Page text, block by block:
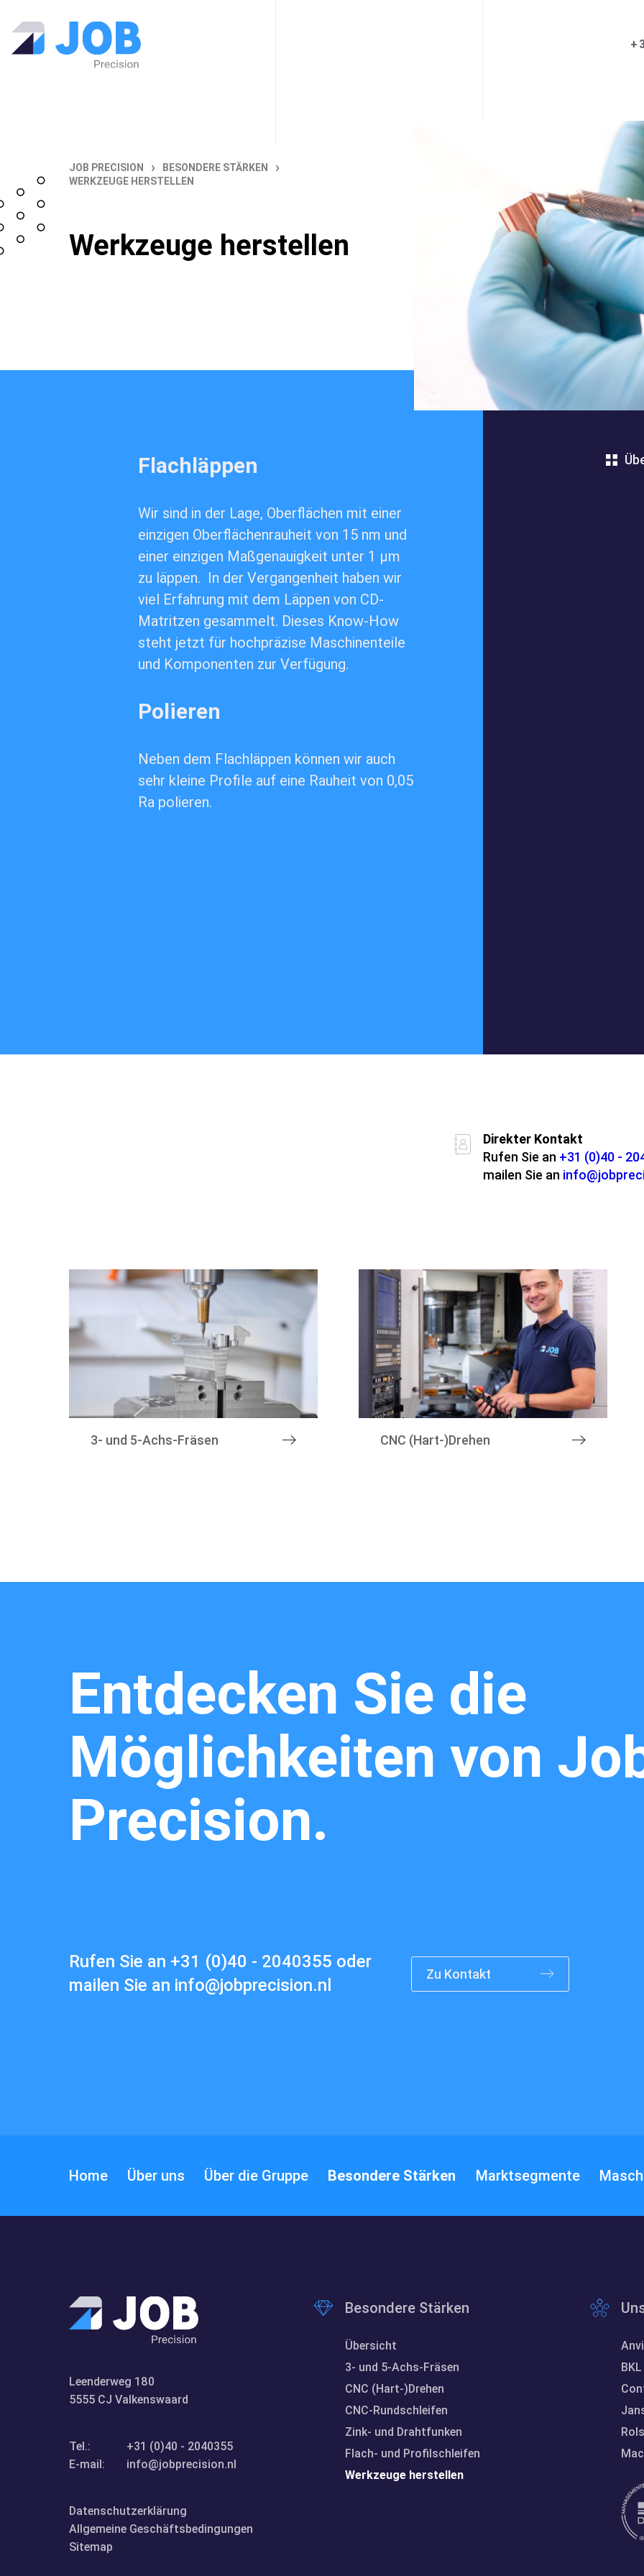
Über die
Besondere
Maschinenpark
JOB PRECISION › BESONDERE STÄRKEN ›
WERKZEUGE HERSTELLEN
Werkzeuge herstellen
Flachläppen
Wir sind in der Lage, Oberflächen mit einer
einzigen Oberflächenrauheit von 15 nm und
einer einzigen Maßgenauigkeit unter 1 µm
zu läppen. In der Vergangenheit haben wir
viel Erfahrung mit dem Läppen von CD-
Matritzen gesammelt. Dieses Know-How
steht jetzt für hochpräzise Maschinenteile
und Komponenten zur Verfügung.
Polieren
Neben dem Flachläppen können wir auch
sehr kleine Profile auf eine Rauheit von 0,05
Ra polieren.
Direkter Kontakt
Rufen Sie an +31 (0)40 -
mailen Sie an
3- und 5-Achs-Fräsen CNC (Hart-)Drehen
Entdecken Sie die
Möglichkeiten von
Precision.
Rufen Sie an +31 (0)40 - 2040355 oder
mailen Sie an info@jobprecision.nl
Zu Kontakt
Home Über uns Über die Gruppe Besondere Stärken Marktsegmente
Leenderweg 180
5555 CJ Valkenswaard
Tel.:
+31 (0)40 - 2040355
E-mail:
info@jobprecision.nl
Datenschutzerklärung
Allgemeine Geschäftsbedingungen
Sitemap
Besondere Stärken
Übersicht
3- und 5-Achs-Fräsen
CNC (Hart-)Drehen
CNC-Rundschleifen
Zink- und Drahtfunken
Flach- und Profilschleifen
Werkzeuge herstellen